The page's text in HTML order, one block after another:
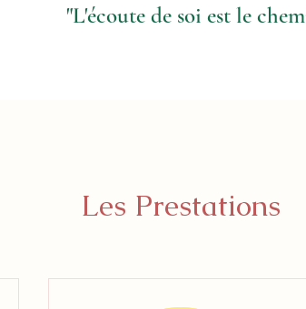
"L'écoute de soi est le
Les Prestations